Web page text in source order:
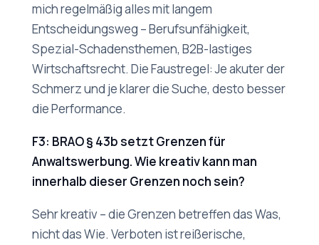
mich regelmäßig alles mit langem
Entscheidungsweg – Berufsunfähigkeit,
Spezial-Schadensthemen, B2B-lastiges
Wirtschaftsrecht. Die Faustregel: Je akuter der
Schmerz und je klarer die Suche, desto besser
die Performance.
F3: BRAO § 43b setzt Grenzen für
Anwaltswerbung. Wie kreativ kann man
innerhalb dieser Grenzen noch sein?
Sehr kreativ – die Grenzen betreffen das Was,
nicht das Wie. Verboten ist reißerische,